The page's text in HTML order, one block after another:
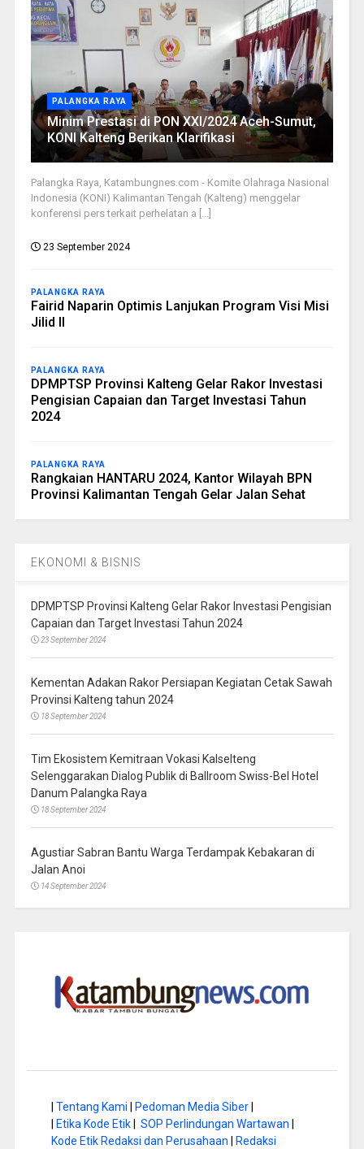
PALANGKA RAYA
Minim Prestasi di PON XXI/2024 Aceh-Sumut,
KONI Kalteng Berikan Klarifikasi
Palangka Raya, Katambungnes.com - Komite Olahraga Nasional
Indonesia (KONI) Kalimantan Tengah (Kalteng) menggelar
konferensi pers terkait perhelatan a [...]
23 September 2024
PALANGKA RAYA
Fairid Naparin Optimis Lanjukan Program Visi Misi
Jilid II
PALANGKA RAYA
DPMPTSP Provinsi Kalteng Gelar Rakor Investasi
Pengisian Capaian dan Target Investasi Tahun
2024
PALANGKA RAYA
Rangkaian HANTARU 2024, Kantor Wilayah BPN
Provinsi Kalimantan Tengah Gelar Jalan Sehat
EKONOMI & BISNIS
DPMPTSP Provinsi Kalteng Gelar Rakor Investasi Pengisian
Capaian dan Target Investasi Tahun 2024
23 September 2024
Kementan Adakan Rakor Persiapan Kegiatan Cetak Sawah
Provinsi Kalteng tahun 2024
18 September 2024
Tim Ekosistem Kemitraan Vokasi Kalselteng
Selenggarakan Dialog Publik di Ballroom Swiss-Bel Hotel
Danum Palangka Raya
18 September 2024
Agustiar Sabran Bantu Warga Terdampak Kebakaran di
Jalan Anoi
14 September 2024
Tentang Kami Pedoman Media Siber|
Etika Kode Etik| SOP Perlindungan Wartawan
Kode Etik Redaksi dan Perusahaan
Redaksi